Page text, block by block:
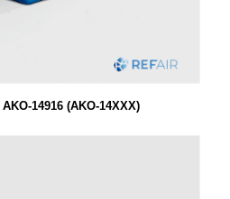
14916 (AKO-14XXX)